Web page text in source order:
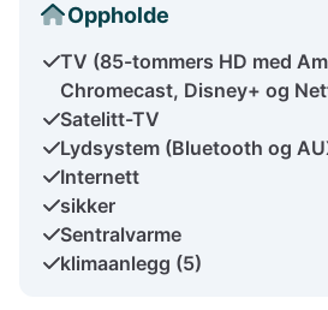
Oppholde
TV (85-tommers HD med
Chromecast, Disney+ og
Satelitt-TV
Lydsystem (Bluetooth og
Internett
sikker
Sentralvarme
klimaanlegg (5)